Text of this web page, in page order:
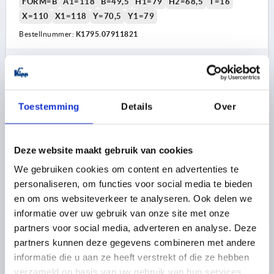
Toestemming Details Over
Deze website maakt gebruik van cookies
We gebruiken cookies om content en advertenties te
personaliseren, om functies voor social media te bieden
en om ons websiteverkeer te analyseren. Ook delen we
informatie over uw gebruik van onze site met onze
partners voor social media, adverteren en analyse. Deze
partners kunnen deze gegevens combineren met andere
informatie die u aan ze heeft verstrekt of die ze hebben
verzameld op basis van uw gebruik van hun services.
X=110
X1=118 Y=70,5 Y1=79
Bestellnummer: K1795.07911821
30,71 €
zzgl. MwSt.
DETAILS
SCHALENGRIFF KLAPPBAR, ANSCHRAUBBAR,
FORM:B, RÜCKFEDERND, L1=130, L=109, H=91, H1=79,
X1=118 ALUMINIUM GRAU RAL7035
PULVERBESCHICHTET
FORM-TYP=RÜCKFEDERND